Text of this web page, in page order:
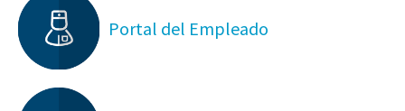
Portal del Empleado